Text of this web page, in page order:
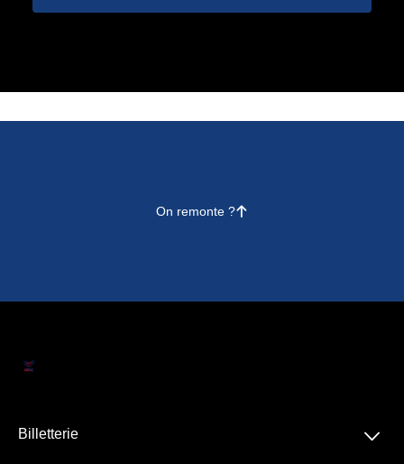
On remonte ?􀄨
Billetterie 􀆈